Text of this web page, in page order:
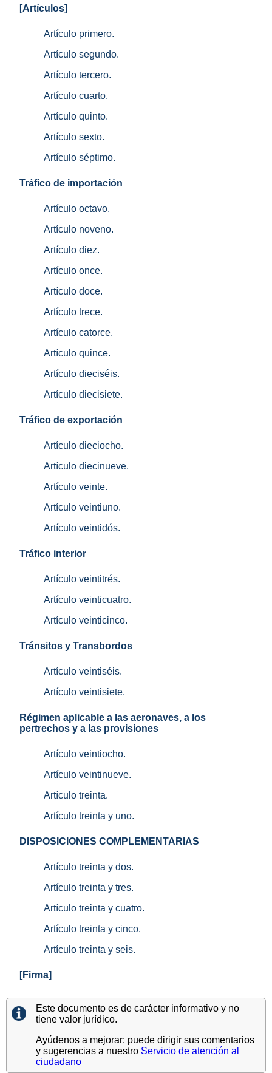
[Artículos]
Artículo primero.
Artículo segundo.
Artículo tercero.
Artículo cuarto.
Artículo quinto.
Artículo sexto.
Artículo séptimo.
Tráfico de importación
Artículo octavo.
Artículo noveno.
Artículo diez.
Artículo once.
Artículo doce.
Artículo trece.
Artículo catorce.
Artículo quince.
Artículo dieciséis.
Artículo diecisiete.
Tráfico de exportación
Artículo dieciocho.
Artículo diecinueve.
Artículo veinte.
Artículo veintiuno.
Artículo veintidós.
Tráfico interior
Artículo veintitrés.
Artículo veinticuatro.
Artículo veinticinco.
Tránsitos y Transbordos
Artículo veintiséis.
Artículo veintisiete.
Régimen aplicable a las aeronaves, a los
pertrechos y a las provisiones
Artículo veintiocho.
Artículo veintinueve.
Artículo treinta.
Artículo treinta y uno.
DISPOSICIONES COMPLEMENTARIAS
Artículo treinta y dos.
Artículo treinta y tres.
Artículo treinta y cuatro.
Artículo treinta y cinco.
Artículo treinta y seis.
[Firma]
Este documento es de carácter informativo y no
tiene valor jurídico.
Ayúdenos a mejorar: puede dirigir sus comentarios
y sugerencias a nuestro Servicio de atención al
ciudadano